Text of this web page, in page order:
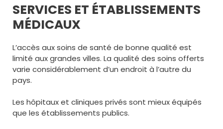
SERVICES ET ÉTABLISSEMENTS
MÉDICAUX
L’accès aux soins de santé de bonne qualité est
limité aux grandes villes. La qualité des soins offerts
varie considérablement d’un endroit à l’autre du
pays.
Les hôpitaux et cliniques privés sont mieux équipés
que les établissements publics.